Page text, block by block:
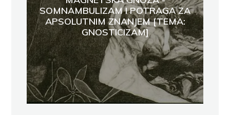
SOMNAMBULIZAM I POTRAGA ZA
APSOLUTNIM ZNANJEM [TEMA:
GNOSTICIZAM]